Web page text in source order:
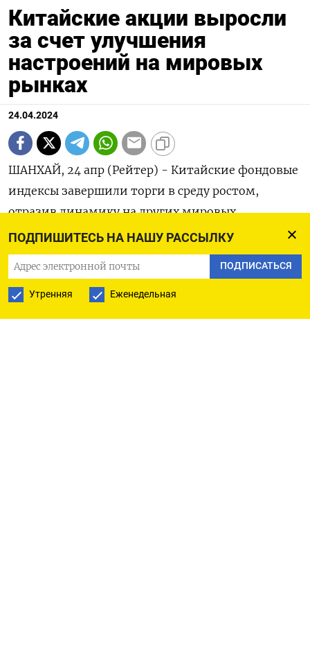
ПОДПИШИТЕСЬ НА НАШУ РАССЫЛКУ
ПОДПИСАТЬСЯ
Утренняя Еженедельная
Китайские акции выросли
за счет улучшения
настроений на мировых
рынках
24.04.2024
ШАНХАЙ, 24 апр (Рейтер) - Китайские фондовые
индексы завершили торги в среду ростом,
отразив динамику на других мировых
площадках: настроения инвесторов улучшились
благодаря сильным отчетам американских
компаний и надеждам на снижение ставки,
подстегнутым данными о замедлении деловой